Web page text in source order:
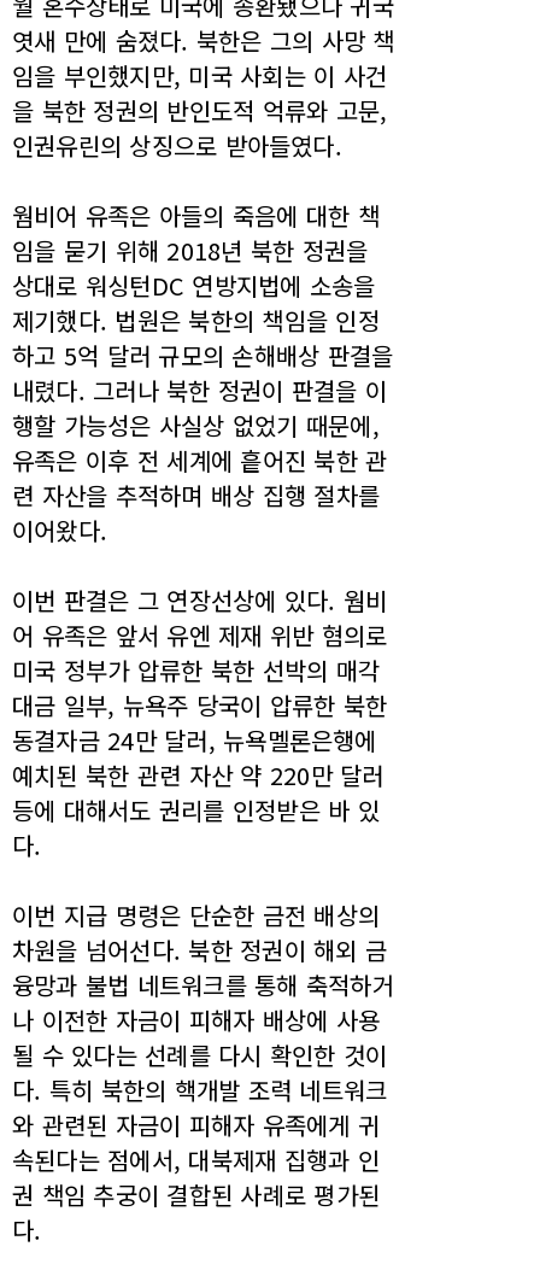
엿새 만에 숨졌다. 북한은 그의 사망 책
임을 부인했지만, 미국 사회는 이 사건
을 북한 정권의 반인도적 억류와 고문,
인권유린의 상징으로 받아들였다.
웜비어 유족은 아들의 죽음에 대한 책
임을 묻기 위해 2018년 북한 정권을
상대로 워싱턴DC 연방지법에 소송을
제기했다. 법원은 북한의 책임을 인정
하고 5억 달러 규모의 손해배상 판결을
내렸다. 그러나 북한 정권이 판결을 이
행할 가능성은 사실상 없었기 때문에,
유족은 이후 전 세계에 흩어진 북한 관
련 자산을 추적하며 배상 집행 절차를
이어왔다.
이번 판결은 그 연장선상에 있다. 웜비
어 유족은 앞서 유엔 제재 위반 혐의로
미국 정부가 압류한 북한 선박의 매각
대금 일부, 뉴욕주 당국이 압류한 북한
동결자금 24만 달러, 뉴욕멜론은행에
예치된 북한 관련 자산 약 220만 달러
등에 대해서도 권리를 인정받은 바 있
다.
이번 지급 명령은 단순한 금전 배상의
차원을 넘어선다. 북한 정권이 해외 금
융망과 불법 네트워크를 통해 축적하거
나 이전한 자금이 피해자 배상에 사용
될 수 있다는 선례를 다시 확인한 것이
다. 특히 북한의 핵개발 조력 네트워크
와 관련된 자금이 피해자 유족에게 귀
속된다는 점에서, 대북제재 집행과 인
권 책임 추궁이 결합된 사례로 평가된
다.